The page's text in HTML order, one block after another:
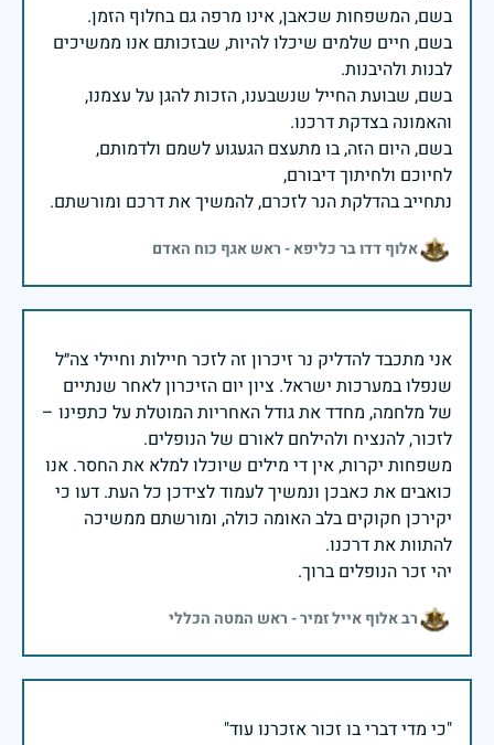
בשם, חיים שלמים שיכלו להיות, שבזכותם אנו ממשיכים
בשם, שבועת החייל שנשבענו, הזכות להגן על עצמנו,
בשם, היום הזה, בו מתעצם הגעגוע לשמם ולדמותם,
נתחייב בהדלקת הנר לזכרם, להמשיך את דרכם ומורשתם.
אלוף דדו בר כליפא - ראש אגף כוח האדם
אני מתכבד להדליק נר זיכרון זה לזכר חיילות וחיילי צה״ל
שנפלו במערכות ישראל. ציון יום הזיכרון לאחר שנתיים
של מלחמה, מחדד את גודל האחריות המוטלת על כתפינו –
משפחות יקרות, אין די מילים שיוכלו למלא את החסר. אנו
כואבים את כאבכן ונמשיך לעמוד לצידכן כל העת. דעו כי
יקירכן חקוקים בלב האומה כולה, ומורשתם ממשיכה
יהי זכר הנופלים ברוך.
רב אלוף אייל זמיר - ראש המטה הכללי